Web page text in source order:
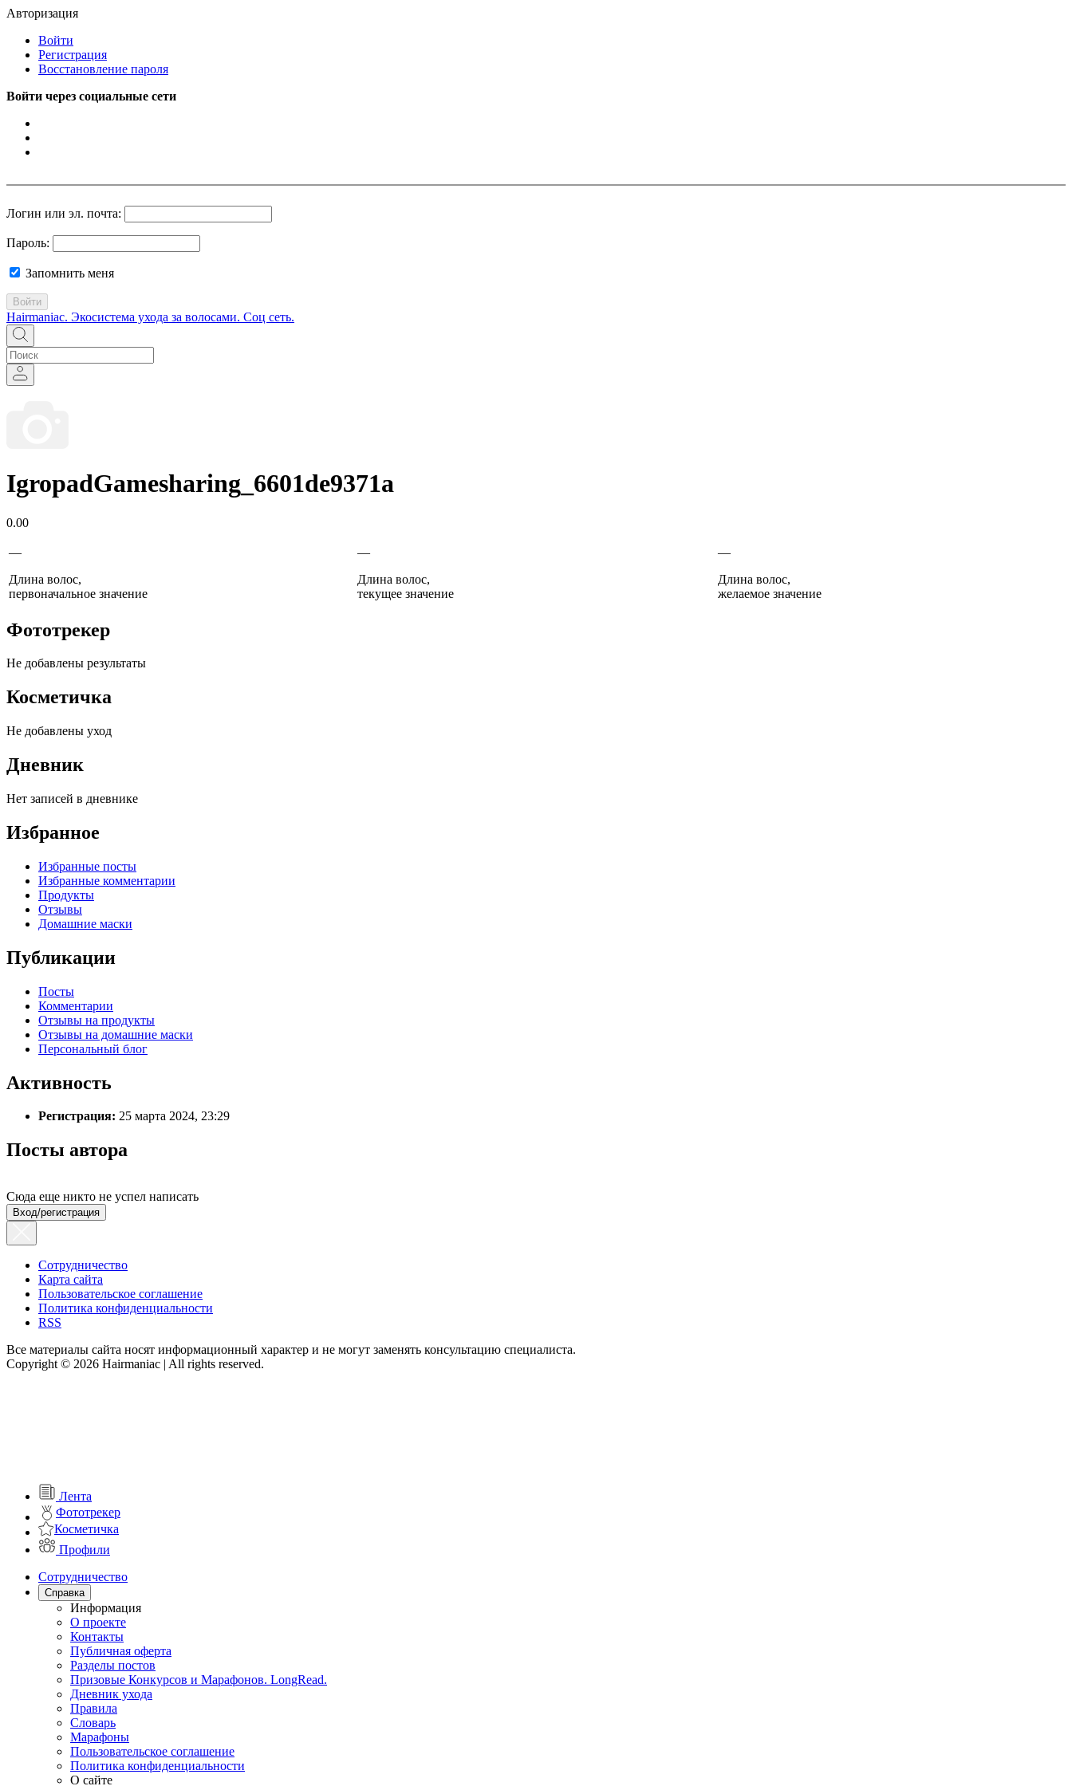
Авторизация
Войти
Регистрация
Восстановление пароля
Войти через социальные сети
Логин или эл. почта:
Пароль:
Запомнить меня
Войти
Hairmaniac. Экосистема ухода за волосами. Соц сеть.
IgropadGamesharing_6601de9371a
0.00
—
Длина волос,
первоначальное значение
—
Длина волос,
текущее значение
—
Длина волос,
желаемое значение
Фототрекер
Не добавлены результаты
Косметичка
Не добавлены уход
Дневник
Нет записей в дневнике
Избранное
Избранные посты
Избранные комментарии
Продукты
Отзывы
Домашние маски
Публикации
Посты
Комментарии
Отзывы на продукты
Отзывы на домашние маски
Персональный блог
Активность
Регистрация: 25 марта 2024, 23:29
Посты автора
Сюда еще никто не успел написать
Вход/регистрация
Сотрудничество
Карта сайта
Пользовательское соглашение
Политика конфиденциальности
RSS
Все материалы сайта носят информационный характер и не могут заменять консультацию специалиста.
Copyright © 2026 Hairmaniac | All rights reserved.
Лента
Фототрекер
Косметичка
Профили
Сотрудничество
Справка
Информация
О проекте
Контакты
Публичная оферта
Разделы постов
Призовые Конкурсов и Марафонов. LongRead.
Дневник ухода
Правила
Словарь
Марафоны
Пользовательское соглашение
Политика конфиденциальности
О сайте